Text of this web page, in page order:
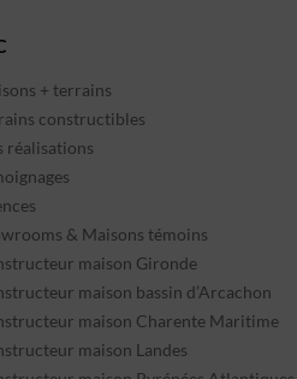
+ terrains
constructibles
réalisations
& Maisons témoins
maison Gironde
maison bassin d’Arcachon
maison Charente Maritime
maison Landes